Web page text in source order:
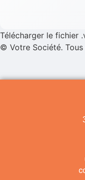
Télécharger le fichier
© Votre Société.